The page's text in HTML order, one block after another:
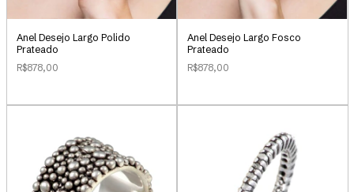
Anel Desejo Largo Polido
Prateado
R$878,00
Anel Desejo Largo Fosco
Prateado
R$878,00